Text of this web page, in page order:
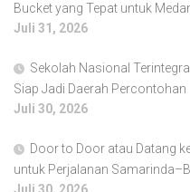
Bucket yang Tepat untuk
Juli 31, 2026
Sekolah Nasional
Siap Jadi Daerah Percontohan
Juli 30, 2026
Door to Door atau Datang
untuk Perjalanan